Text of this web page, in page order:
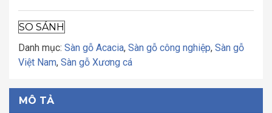
SO SÁNH
Danh mục: Sàn gỗ Acacia, Sàn gỗ công nghiệp, Sàn gỗ
Việt Nam, Sàn gỗ Xương cá
MÔ TẢ